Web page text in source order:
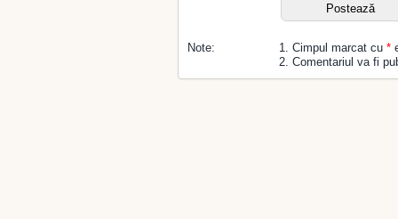
Note: 1. Cimpul marcat cu *
2. Comentariul va fi